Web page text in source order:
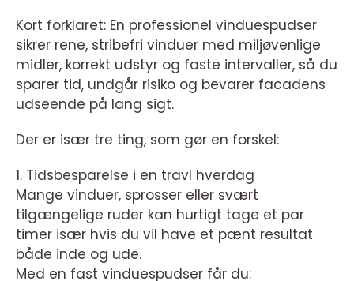
Kort forklaret: En professionel vinduespudser
sikrer rene, stribefri vinduer med miljøvenlige
midler, korrekt udstyr og faste intervaller, så du
sparer tid, undgår risiko og bevarer facadens
udseende på lang sigt.
Der er især tre ting, som gør en forskel:
1. Tidsbesparelse i en travl hverdag
Mange vinduer, sprosser eller svært
tilgængelige ruder kan hurtigt tage et par
timer især hvis du vil have et pænt resultat
både inde og ude.
Med en fast vinduespudser får du: